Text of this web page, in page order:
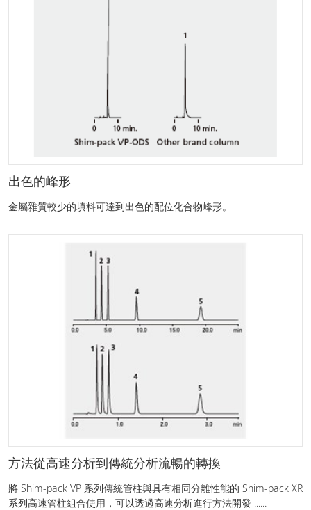
出色的峰形
金屬雜質較少的填料可達到出色的配位化合物峰形。
方法從高速分析到傳統分析流暢的轉換
將 Shim-pack VP 系列傳統管柱與具有相同分離性能的 Shim-pack XR
系列高速管柱組合使用，可以透過高速分析進行方法開發 ......